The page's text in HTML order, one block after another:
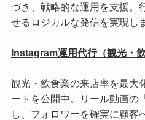
づき、戦略的な運用を支援。
せるロジカルな発信を実現し
Instagram運用代行（観光・飲
観光・飲食業の来店率を最大
ートを公開中。リール動画の
し、フォロワーを確実に顧客